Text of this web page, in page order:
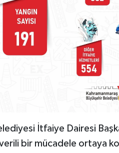
İtfaiye Dairesi
bir mücadele ortaya